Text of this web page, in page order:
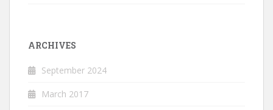
ARCHIVES
September 2024
March 2017